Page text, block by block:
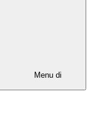
Menu di